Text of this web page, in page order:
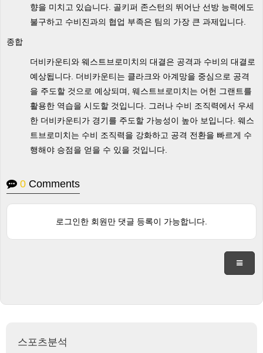
향을 미치고 있습니다. 골키퍼 존스턴의 뛰어난 선방 능력에도
불구하고 수비진과의 협업 부족은 팀의 가장 큰 과제입니다.
종합
더비카운티와 웨스트브로미치의 대결은 공격과 수비의 대결로
예상됩니다. 더비카운티는 클라크와 아계망을 중심으로 공격
을 주도할 것으로 예상되며, 웨스트브로미치는 어헌 그랜트를
활용한 역습을 시도할 것입니다. 그러나 수비 조직력에서 우세
한 더비카운티가 경기를 주도할 가능성이 높아 보입니다. 웨스
트브로미치는 수비 조직력을 강화하고 공격 전환을 빠르게 수
행해야 승점을 얻을 수 있을 것입니다.
0 Comments
로그인한 회원만 댓글 등록이 가능합니다.
스포츠분석